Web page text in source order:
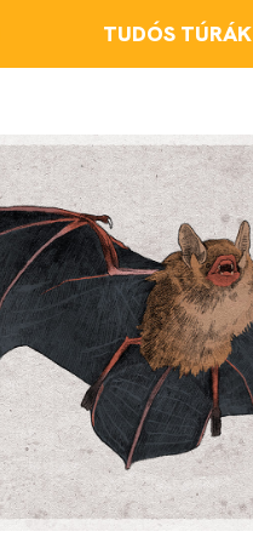
TUDÓS TÚRÁK